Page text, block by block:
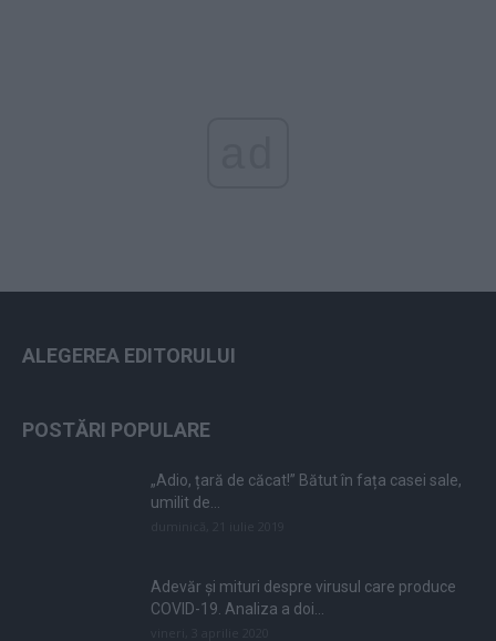
ALEGEREA EDITORULUI
POSTĂRI POPULARE
„Adio, țară de căcat!” Bătut în fața casei sale,
umilit de...
Adevăr și mituri despre virusul care produce
COVID-19. Analiza a doi...